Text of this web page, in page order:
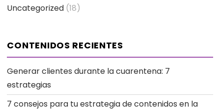
Uncategorized (18)
CONTENIDOS RECIENTES
Generar clientes durante la cuarentena: 7
estrategias
7 consejos para tu estrategia de contenidos en la